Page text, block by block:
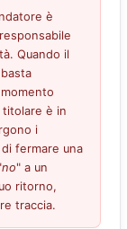
è
Quando il
è in
i
fermare una
no" a un
ritorno,
traccia.